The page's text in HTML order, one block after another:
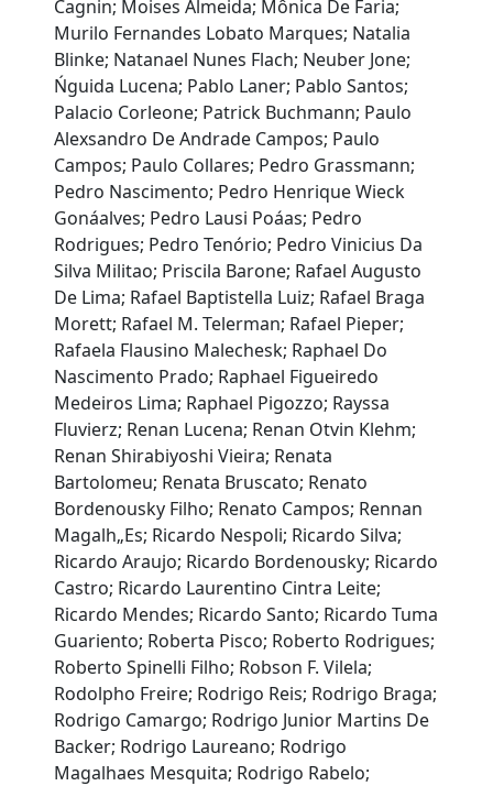
Cagnin; Moises Almeida; Mônica De Faria;
Murilo Fernandes Lobato Marques; Natalia
Blinke; Natanael Nunes Flach; Neuber Jone;
Ńguida Lucena; Pablo Laner; Pablo Santos;
Palacio Corleone; Patrick Buchmann; Paulo
Alexsandro De Andrade Campos; Paulo
Campos; Paulo Collares; Pedro Grassmann;
Pedro Nascimento; Pedro Henrique Wieck
Gonáalves; Pedro Lausi Poáas; Pedro
Rodrigues; Pedro Tenório; Pedro Vinicius Da
Silva Militao; Priscila Barone; Rafael Augusto
De Lima; Rafael Baptistella Luiz; Rafael Braga
Morett; Rafael M. Telerman; Rafael Pieper;
Rafaela Flausino Malechesk; Raphael Do
Nascimento Prado; Raphael Figueiredo
Medeiros Lima; Raphael Pigozzo; Rayssa
Fluvierz; Renan Lucena; Renan Otvin Klehm;
Renan Shirabiyoshi Vieira; Renata
Bartolomeu; Renata Bruscato; Renato
Bordenousky Filho; Renato Campos; Rennan
Magalh„Es; Ricardo Nespoli; Ricardo Silva;
Ricardo Araujo; Ricardo Bordenousky; Ricardo
Castro; Ricardo Laurentino Cintra Leite;
Ricardo Mendes; Ricardo Santo; Ricardo Tuma
Guariento; Roberta Pisco; Roberto Rodrigues;
Roberto Spinelli Filho; Robson F. Vilela;
Rodolpho Freire; Rodrigo Reis; Rodrigo Braga;
Rodrigo Camargo; Rodrigo Junior Martins De
Backer; Rodrigo Laureano; Rodrigo
Magalhaes Mesquita; Rodrigo Rabelo;